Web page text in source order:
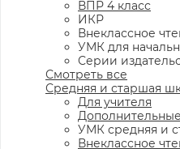
ВПР 4 класс
ИКР
Внеклассное
УМК для
Серии
Смотреть все
Средняя и старшая
Для учителя
УМК средняя и
Внеклассное